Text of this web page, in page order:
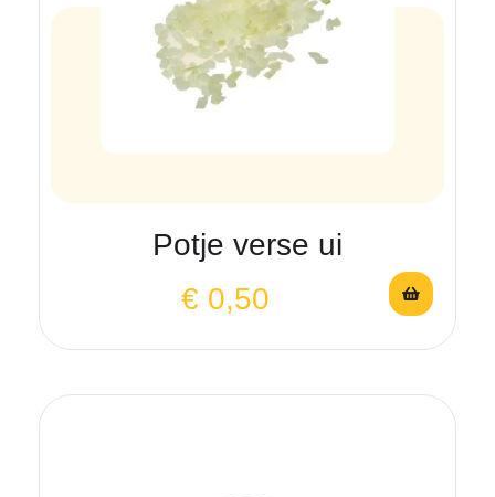
Potje verse ui
€ 0,50